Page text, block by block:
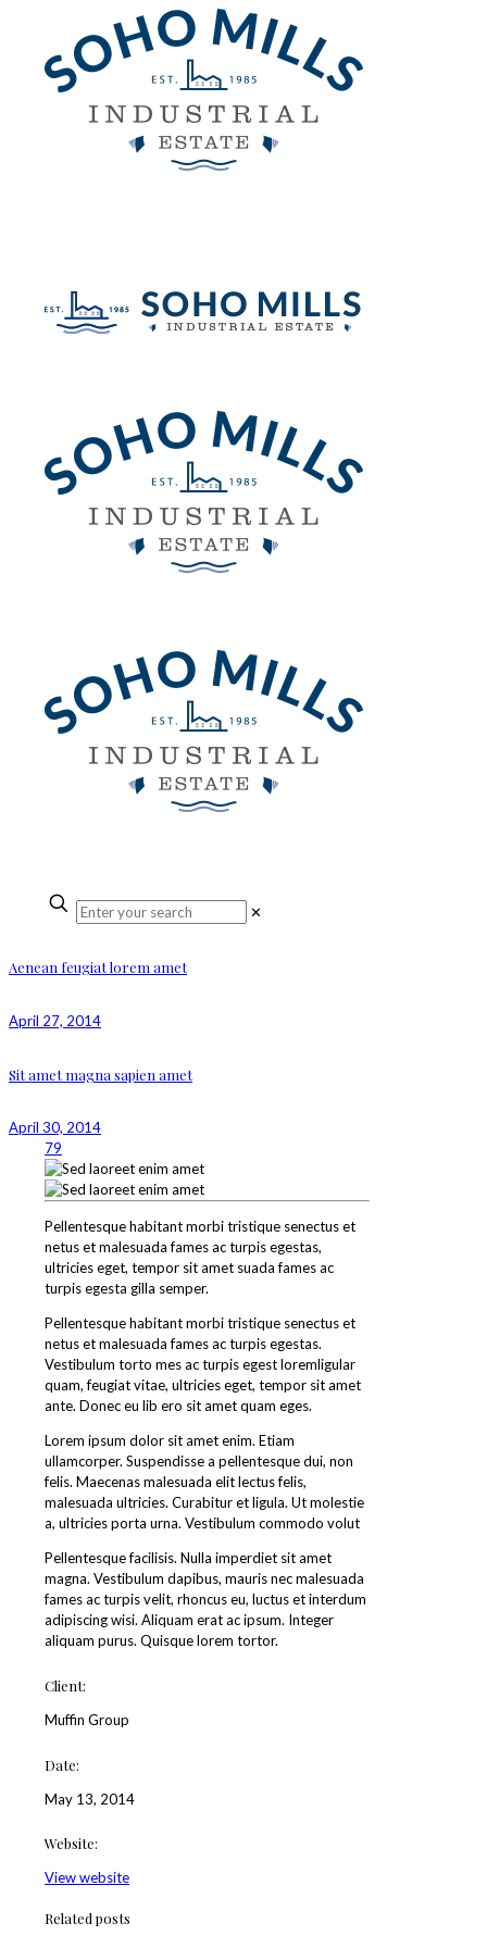
✕
Aenean feugiat lorem amet
April 27, 2014
Sit amet magna sapien amet
April 30, 2014
79
Pellentesque habitant morbi tristique senectus et
netus et malesuada fames ac turpis egestas,
ultricies eget, tempor sit amet suada fames ac
turpis egesta gilla semper.
Pellentesque habitant morbi tristique senectus et
netus et malesuada fames ac turpis egestas.
Vestibulum torto mes ac turpis egest loremligular
quam, feugiat vitae, ultricies eget, tempor sit amet
ante. Donec eu lib ero sit amet quam eges.
Lorem ipsum dolor sit amet enim. Etiam
ullamcorper. Suspendisse a pellentesque dui, non
felis. Maecenas malesuada elit lectus felis,
malesuada ultricies. Curabitur et ligula. Ut molestie
a, ultricies porta urna. Vestibulum commodo volut
Pellentesque facilisis. Nulla imperdiet sit amet
magna. Vestibulum dapibus, mauris nec malesuada
fames ac turpis velit, rhoncus eu, luctus et interdum
adipiscing wisi. Aliquam erat ac ipsum. Integer
aliquam purus. Quisque lorem tortor.
Client:
Muffin Group
Date:
May 13, 2014
Website:
View website
Related posts